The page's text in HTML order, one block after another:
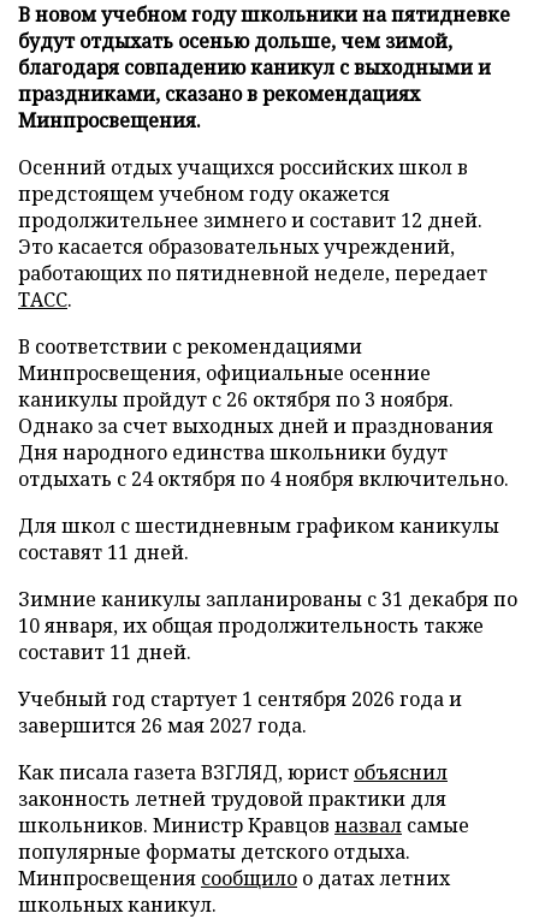
В новом учебном году школьники на пятидневке
будут отдыхать осенью дольше, чем зимой,
благодаря совпадению каникул с выходными и
праздниками, сказано в рекомендациях
Минпросвещения.
Осенний отдых учащихся российских школ в
предстоящем учебном году окажется
продолжительнее зимнего и составит 12 дней.
Это касается образовательных учреждений,
работающих по пятидневной неделе, передает
ТАСС.
В соответствии с рекомендациями
Минпросвещения, официальные осенние
каникулы пройдут с 26 октября по 3 ноября.
Однако за счет выходных дней и празднования
Дня народного единства школьники будут
отдыхать с 24 октября по 4 ноября включительно.
Для школ с шестидневным графиком каникулы
составят 11 дней.
Зимние каникулы запланированы с 31 декабря по
10 января, их общая продолжительность также
составит 11 дней.
Учебный год стартует 1 сентября 2026 года и
завершится 26 мая 2027 года.
Как писала газета ВЗГЛЯД, юрист объяснил
законность летней трудовой практики для
школьников. Министр Кравцов назвал самые
популярные форматы детского отдыха.
Минпросвещения сообщило о датах летних
школьных каникул.